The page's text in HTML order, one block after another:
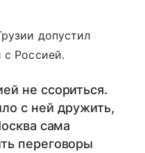
допустил
с Россией.
не ссориться.
с ней дружить,
сама
переговоры